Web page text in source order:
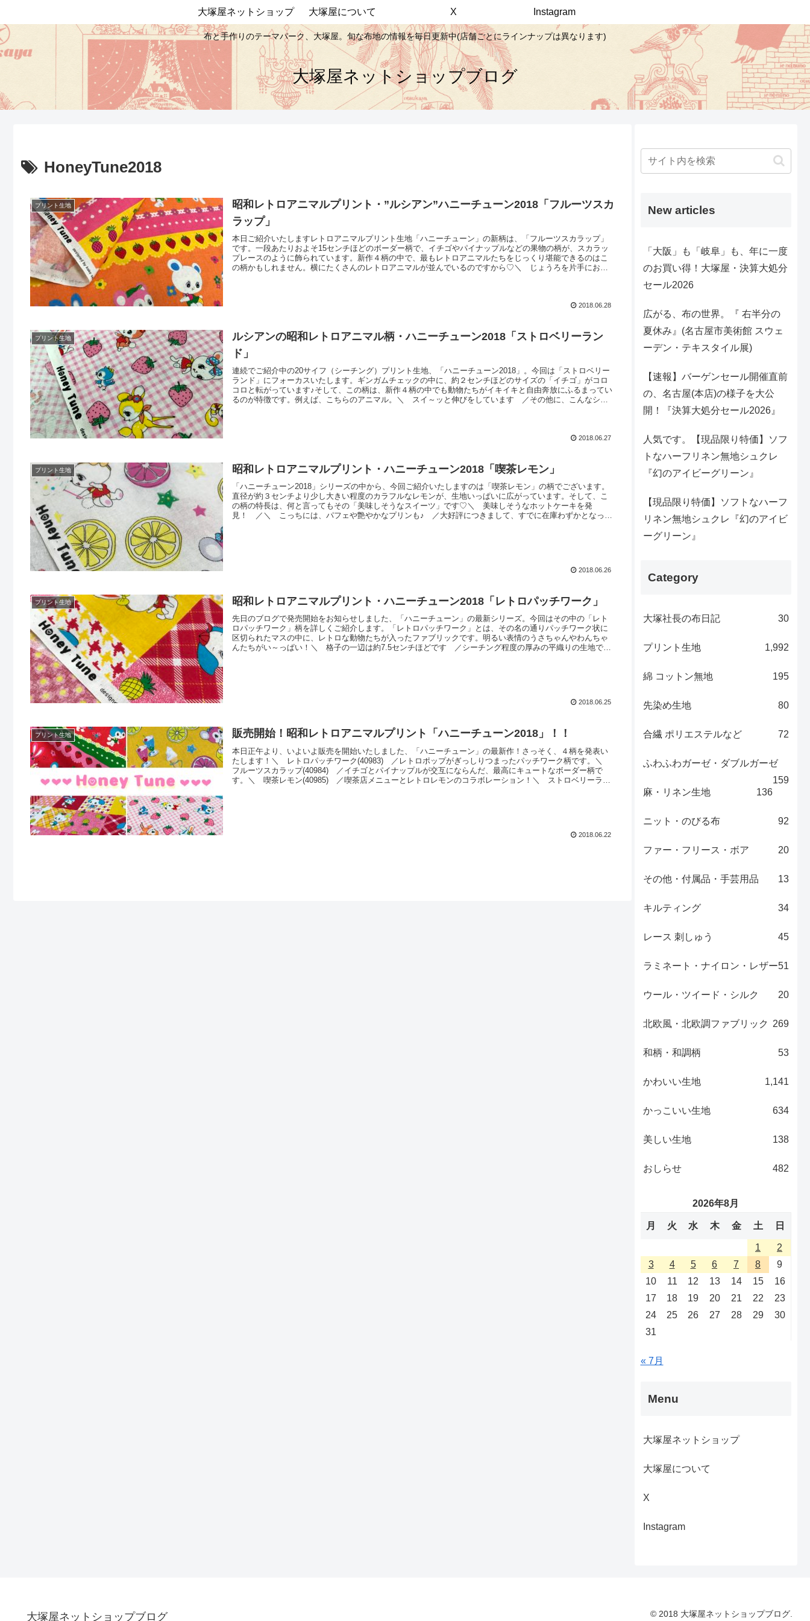
布と手作りのテーマパーク、大塚屋。旬な布地の情報を毎日更新中(店舗ごとにラインナップは異なります)
大塚屋ネットショップブログ
大塚屋ネットショップ 大塚屋について X Instagram
HoneyTune2018
プリント生地
昭和レトロアニマルプリント・”ルシアン”ハニーチューン2018「フルーツスカ
ラップ」
本日ご紹介いたしますレトロアニマルプリント生地「ハニーチューン」の新柄は、「フルーツスカラップ」
です。一段あたりおよそ15センチほどのボーダー柄で、イチゴやパイナップルなどの果物の柄が、スカラッ
プレースのように飾られています。新作４柄の中で、最もレトロアニマルたちをじっくり堪能できるのはこ
の柄かもしれません。横にたくさんのレトロアニマルが並んでいるのですから♡＼ じょうろを片手にお花
2018.06.28
プリント生地
ルシアンの昭和レトロアニマル柄・ハニーチューン2018「ストロベリーラン
ド」
連続でご紹介中の20サイフ（シーチング）プリント生地、「ハニーチューン2018」。今回は「ストロベリー
ランド」にフォーカスいたします。ギンガムチェックの中に、約２センチほどのサイズの「イチゴ」がコロ
コロと転がっています♪そして、この柄は、新作４柄の中でも動物たちがイキイキと自由奔放にふるまってい
るのが特徴です。例えば、こちらのアニマル。＼ スイ～ッと伸びをしています ／その他に、こんなシー
2018.06.27
プリント生地 昭和レトロアニマルプリント・ハニーチューン2018「喫茶レモン」
「ハニーチューン2018」シリーズの中から、今回ご紹介いたしますのは「喫茶レモン」の柄でございます。
直径が約３センチより少し大きい程度のカラフルなレモンが、生地いっぱいに広がっています。そして、こ
の柄の特長は、何と言ってもその「美味しそうなスイーツ」です♡＼ 美味しそうなホットケーキを発
見！ ／＼ こっちには、パフェや艶やかなプリンも♪ ／大好評につきまして、すでに在庫わずかとなって
2018.06.26
プリント生地 昭和レトロアニマルプリント・ハニーチューン2018「レトロパッチワーク」
先日のブログで発売開始をお知らせしました、「ハニーチューン」の最新シリーズ。今回はその中の「レト
ロパッチワーク」柄を詳しくご紹介します。「レトロパッチワーク」とは、その名の通りパッチワーク状に
区切られたマスの中に、レトロな動物たちが入ったファブリックです。明るい表情のうさちゃんやわんちゃ
んたちがい～っぱい！＼ 格子の一辺は約7.5センチほどです ／シーチング程度の厚みの平織りの生地です
2018.06.25
プリント生地 販売開始！昭和レトロアニマルプリント「ハニーチューン2018」！！
本日正午より、いよいよ販売を開始いたしました、「ハニーチューン」の最新作！さっそく、４柄を発表い
たします！＼ レトロパッチワーク(40983) ／レトロポップがぎっしりつまったパッチワーク柄です。＼
フルーツスカラップ(40984) ／イチゴとパイナップルが交互にならんだ、最高にキュートなボーダー柄で
す。＼ 喫茶レモン(40985) ／喫茶店メニューとレトロレモンのコラボレーション！＼ ストロベリーラン
2018.06.22
New articles
「大阪」も「岐阜」も、年に一度
のお買い得！大塚屋・決算大処分
セール2026
広がる、布の世界。『 右半分の
夏休み』(名古屋市美術館 スウェ
ーデン・テキスタイル展)
【速報】バーゲンセール開催直前
の、名古屋(本店)の様子を大公
開！『決算大処分セール2026』
人気です。【現品限り特価】ソフ
トなハーフリネン無地シュクレ
『幻のアイビーグリーン』
【現品限り特価】ソフトなハーフ
リネン無地シュクレ『幻のアイビ
ーグリーン』
Category
大塚社長の布日記 30
プリント生地 1,992
綿 コットン無地 195
先染め生地 80
合繊 ポリエステルなど 72
ふわふわガーゼ・ダブルガーゼ
159
麻・リネン生地
136
ニット・のびる布 92
ファー・フリース・ボア 20
その他・付属品・手芸用品 13
キルティング 34
レース 刺しゅう 45
ラミネート・ナイロン・レザー51
ウール・ツイード・シルク 20
北欧風・北欧調ファブリック 269
和柄・和調柄 53
かわいい生地 1,141
かっこいい生地 634
美しい生地 138
おしらせ 482
2026年8月
月 火 水 木 金 土 日
1
2
3
4 5 6 7 8
9
10
11 12 13 14 15
16
17
18 19 20 21 22
23
24
25 26 27 28 29
30
31
« 7月
Menu
大塚屋ネットショップ
大塚屋について
X
Instagram
大塚屋ネットショップブログ © 2018 大塚屋ネットショップブログ.